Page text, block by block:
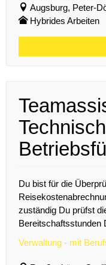
Augsburg, Peter-
Hybrides Arbeiten
Du bist für die
zuständig Du prüfst
Bereitschaftsstunden
Verwaltung - mit